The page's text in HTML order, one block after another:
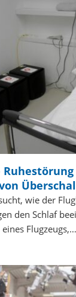
wie der
den Schlaf
Flugzeugs,…